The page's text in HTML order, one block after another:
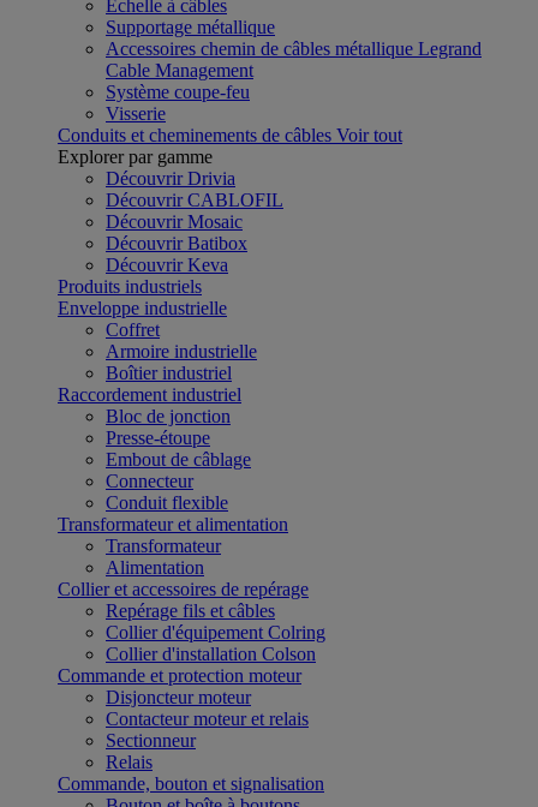
Echelle à câbles
Supportage métallique
Accessoires chemin de câbles métallique Legrand
Cable Management
Système coupe-feu
Visserie
Conduits et cheminements de câbles Voir tout
Explorer par gamme
Découvrir Drivia
Découvrir CABLOFIL
Découvrir Mosaic
Découvrir Batibox
Découvrir Keva
Produits industriels
Enveloppe industrielle
Coffret
Armoire industrielle
Boîtier industriel
Raccordement industriel
Bloc de jonction
Presse-étoupe
Embout de câblage
Connecteur
Conduit flexible
Transformateur et alimentation
Transformateur
Alimentation
Collier et accessoires de repérage
Repérage fils et câbles
Collier d'équipement Colring
Collier d'installation Colson
Commande et protection moteur
Disjoncteur moteur
Contacteur moteur et relais
Sectionneur
Relais
Commande, bouton et signalisation